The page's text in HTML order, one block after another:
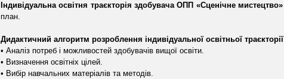
Індивідуальна освітня траєкторія здобувача ОПП «Сценічне
план.
Дидактичний алгоритм розроблення індивідуальної освітньої
• Аналіз потреб і можливостей здобувачів вищої освіти.
• Визначення освітніх цілей.
• Вибір навчальних матеріалів та методів.